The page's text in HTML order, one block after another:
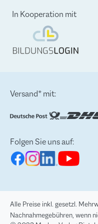
In Kooperation mit
Versand* mit:
Folgen Sie uns auf:
Alle Preise inkl. gesetzl.
Nachnahmegebühren, wenn